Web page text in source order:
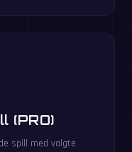
(PRO)
spill med valgte